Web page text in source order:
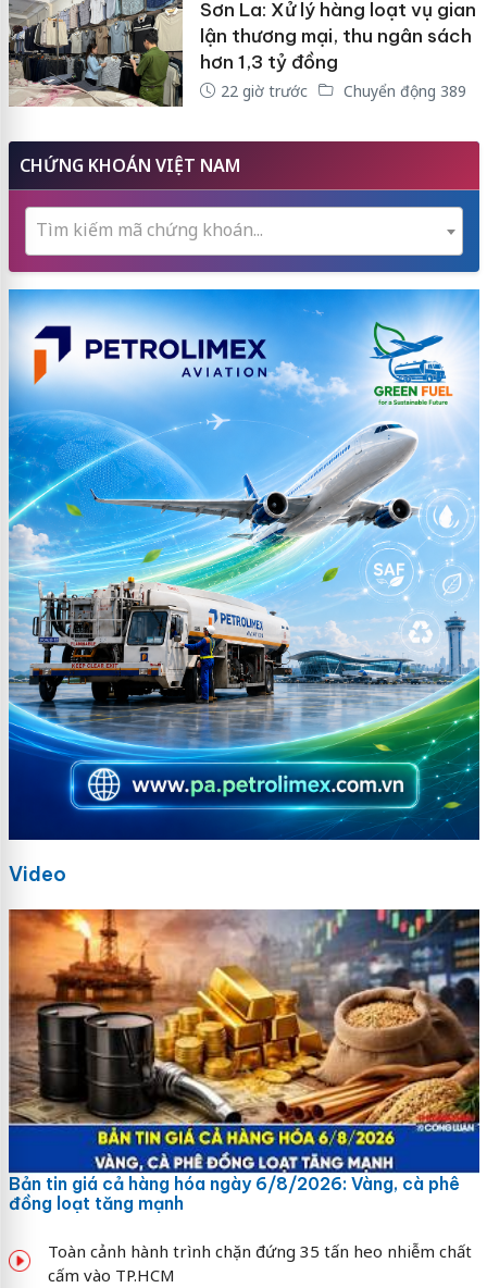
Sơn La: Xử lý hàng loạt vụ gian
lận thương mại, thu ngân sách
hơn 1,3 tỷ đồng
22 giờ trước Chuyển động 389
CHỨNG KHOÁN VIỆT NAM
Tìm kiếm mã chứng khoán...
Video
Bản tin giá cả hàng hóa ngày 6/8/2026: Vàng, cà phê
đồng loạt tăng mạnh
Toàn cảnh hành trình chặn đứng 35 tấn heo nhiễm chất
cấm vào TP.HCM